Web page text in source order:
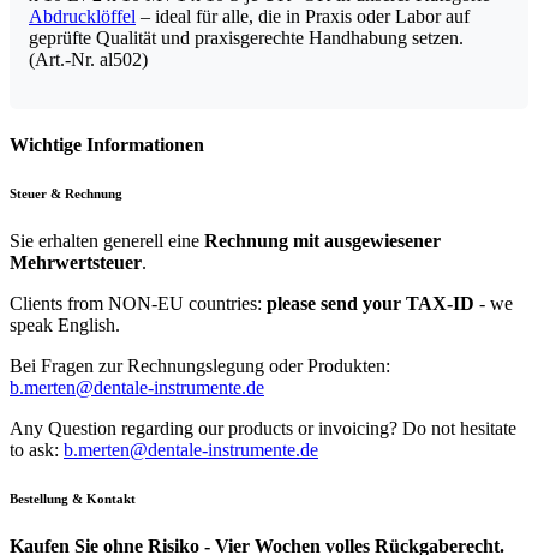
Abdrucklöffel – ideal für alle, die in Praxis oder Labor auf
geprüfte Qualität und praxisgerechte Handhabung setzen.
(Art.-Nr. al502)
Wichtige Informationen
Steuer & Rechnung
Sie erhalten generell eine Rechnung mit ausgewiesener
Mehrwertsteuer.
Clients from NON-EU countries: please send your TAX-ID - we
speak English.
Bei Fragen zur Rechnungslegung oder Produkten:
b.merten@dentale-instrumente.de
Any Question regarding our products or invoicing? Do not hesitate
to ask: b.merten@dentale-instrumente.de
Bestellung & Kontakt
Kaufen Sie ohne Risiko - Vier Wochen volles Rückgaberecht.